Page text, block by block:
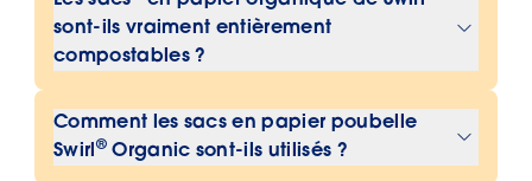
sont-ils vraiment entièrement
compostables ?
Oui, les sacs en papier organique
Swirl®sont entièrement compostables
et peuvent être mis dans la poubelle à
Comment les sacs en papier poubelle
Swirl ®Organic sont-ils utilisés ?